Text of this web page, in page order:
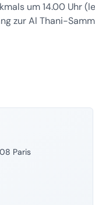
um 14.00 Uhr
zur Al Thani-
Paris